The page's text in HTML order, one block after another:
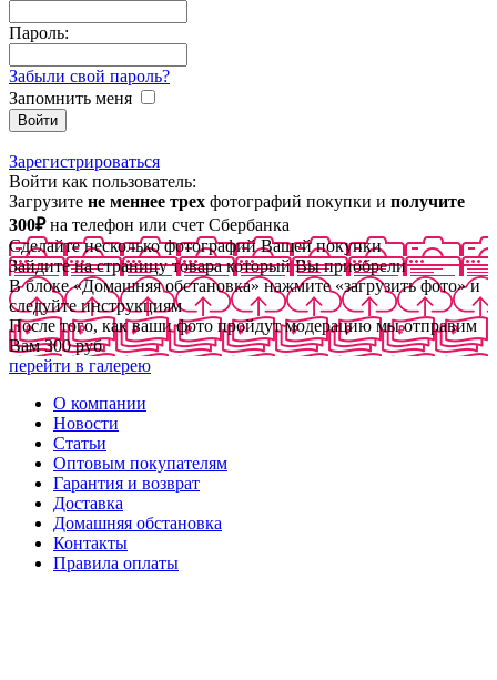
Пароль:
Забыли свой пароль?
Запомнить меня
Зарегистрироваться
Войти как пользователь:
Загрузите не меннее трех фотографий покупки и получите
300₽на телефон или счет Сбербанка
Сделайте несколько фотографий Вашей покупки
Зайдите на страницу товара который Вы приобрели
В блоке «Домашняя обстановка» нажмите «загрузить фото» и
следуйте инструкциям
После того, как ваши фото пройдут модерацию мы отправим
Вам 300 руб
перейти в галерею
О компании
Новости
Статьи
Оптовым покупателям
Гарантия и возврат
Доставка
Домашняя обстановка
Контакты
Правила оплаты